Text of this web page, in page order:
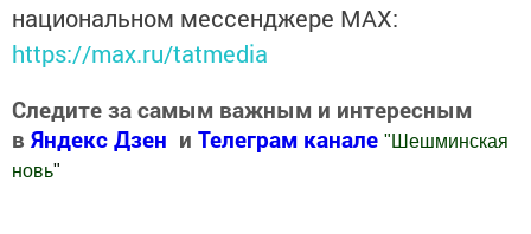
национальном мессенджере MАХ:
https://max.ru/tatmedia
Следите за самым важным и интересным
в Яндекс Дзен и Телеграм канале " Шешминская
новь"